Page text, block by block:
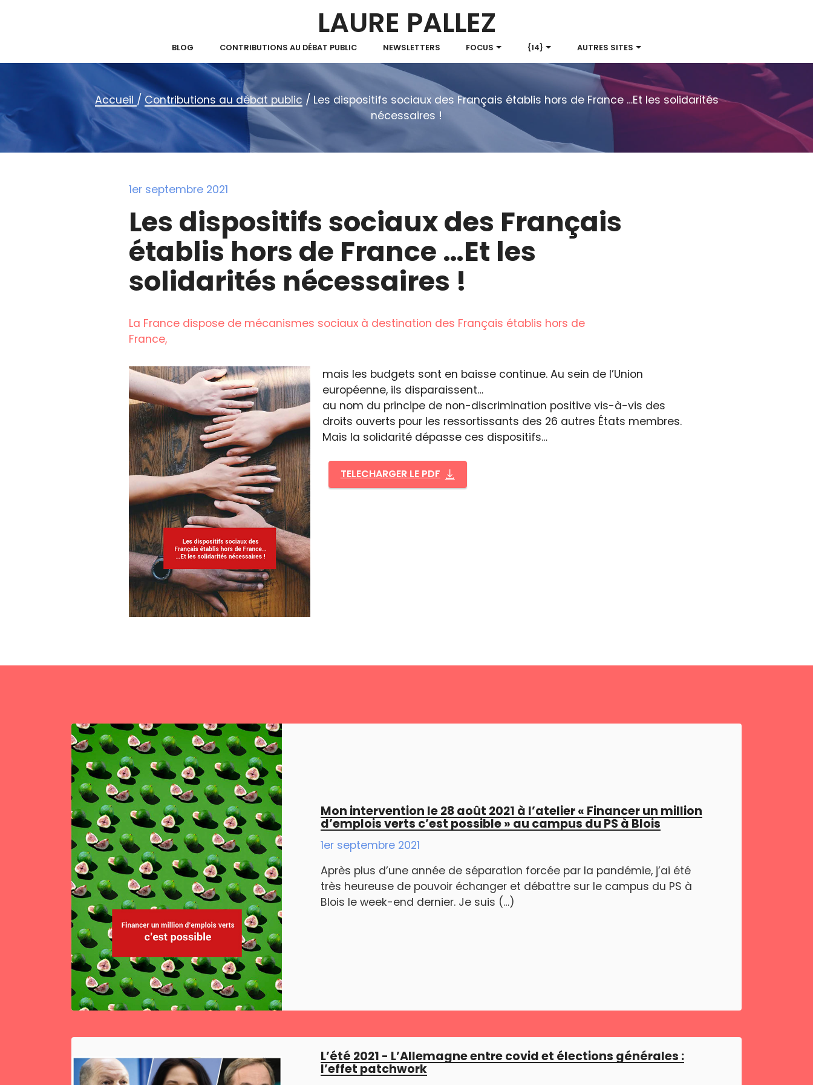
LAURE PALLEZ
BLOG CONTRIBUTIONS AU DÉBAT PUBLIC NEWSLETTERS FOCUS {14} AUTRES SITES
Accueil /Contributions au débat public / Les dispositifs sociaux des Français établis hors de France …Et les solidarités
nécessaires !
1er septembre 2021
Les dispositifs sociaux des Français
établis hors de France …Et les
solidarités nécessaires !
La France dispose de mécanismes sociaux à destination des Français établis hors de
France,
mais les budgets sont en baisse continue. Au sein de l’Union
européenne, ils disparaissent…
au nom du principe de non-discrimination positive vis-à-vis des
droits ouverts pour les ressortissants des 26 autres États membres.
Mais la solidarité dépasse ces dispositifs…
TELECHARGER LE PDF
Mon intervention le 28 août 2021 à l’atelier « Financer un million
d’emplois verts c’est possible » au campus du PS à Blois
1er septembre 2021
Après plus d’une année de séparation forcée par la pandémie, j’ai été
très heureuse de pouvoir échanger et débattre sur le campus du PS à
Blois le week-end dernier. Je suis (…)
L’été 2021 - L’Allemagne entre covid et élections générales :
l’effet patchwork